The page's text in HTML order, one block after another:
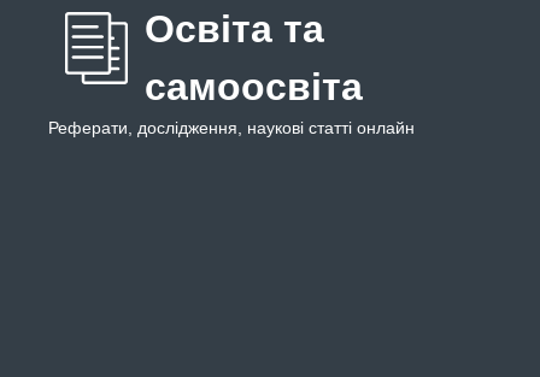
Освіта та
самоосвіта
Реферати, дослідження, наукові статті онлайн